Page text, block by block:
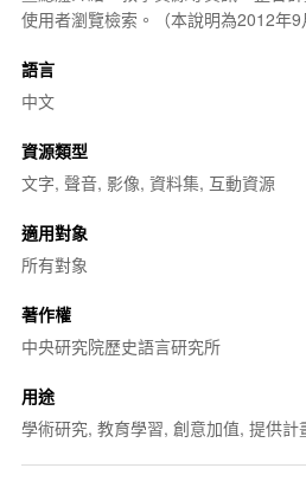
使用者瀏覽檢索。（本說明為2012年9
語言
中文
資源類型
文字, 聲音, 影像, 資料集, 互動資源
適用對象
所有對象
著作權
中央研究院歷史語言研究所
用途
學術研究, 教育學習, 創意加值, 提供計